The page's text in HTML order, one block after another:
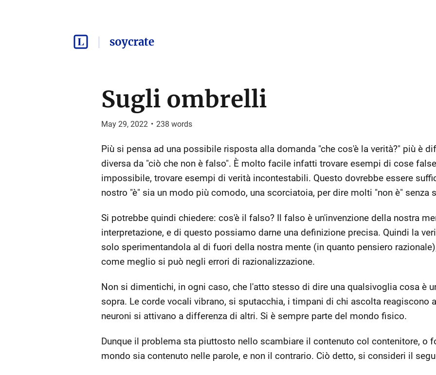
soycrate
Sugli ombrelli
May 29, 2022 • 238 words
Più si pensa ad una possibile risposta alla domanda "che cos'è la verità?" più è
diversa da "ciò che non è falso". È molto facile infatti trovare esempi di cose
impossibile, trovare esempi di verità incontestabili. Questo dovrebbe essere
nostro "è" sia un modo più comodo, una scorciatoia, per dire molti "non è" senza
Si potrebbe quindi chiedere: cos'è il falso? Il falso è un'invenzione della nostra
interpretazione, e di questo possiamo darne una definizione precisa. Quindi la
solo sperimentandola al di fuori della nostra mente (in quanto pensiero
come meglio si può negli errori di razionalizzazione.
Non si dimentichi, in ogni caso, che l'atto stesso di dire una qualsivoglia cosa è
sopra. Le corde vocali vibrano, si sputacchia, i timpani di chi ascolta reagiscono
neuroni si attivano a differenza di altri. Si è sempre parte del mondo fisico.
Dunque il problema sta piuttosto nello scambiare il contenuto col contenitore, o
mondo sia contenuto nelle parole, e non il contrario. Ciò detto, si consideri il